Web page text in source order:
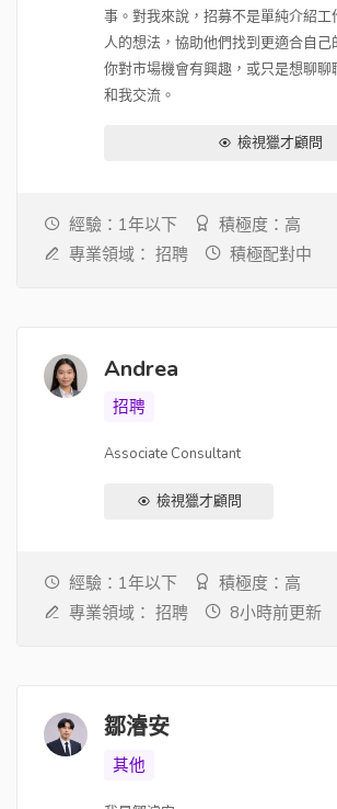
事。對我來說，招募不是單純介紹工
人的想法，協助他們找到更適合自己
你對市場機會有興趣，或只是想聊聊
和我交流。
檢視獵才顧問
經驗：1年以下
積極度：高
專業領域： 招聘 積極配對中
Andrea
招聘
Associate Consultant
檢視獵才顧問
經驗：1年以下
積極度：高
專業領域： 招聘 8小時前更新
鄒濬安
其他